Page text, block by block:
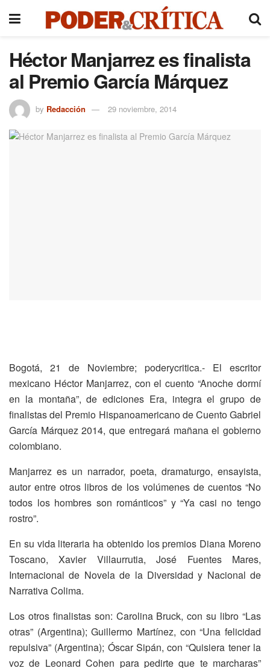
Héctor Manjarrez es finalista
al Premio García Márquez
by Redacción 29 noviembre, 2014
Bogotá, 21 de Noviembre; poderycritica.- El escritor
mexicano Héctor Manjarrez, con el cuento “Anoche dormí
en la montaña”, de ediciones Era, integra el grupo de
finalistas del Premio Hispanoamericano de Cuento Gabriel
García Márquez 2014, que entregará mañana el gobierno
colombiano.
Manjarrez es un narrador, poeta, dramaturgo, ensayista,
autor entre otros libros de los volúmenes de cuentos “No
todos los hombres son románticos” y “Ya casi no tengo
rostro”.
En su vida literaria ha obtenido los premios Diana Moreno
Toscano, Xavier Villaurrutia, José Fuentes Mares,
Internacional de Novela de la Diversidad y Nacional de
Narrativa Colima.
Los otros finalistas son: Carolina Bruck, con su libro “Las
otras” (Argentina); Guillermo Martínez, con “Una felicidad
repulsiva” (Argentina); Óscar Sipán, con “Quisiera tener la
voz de Leonard Cohen para pedirte que te marcharas”